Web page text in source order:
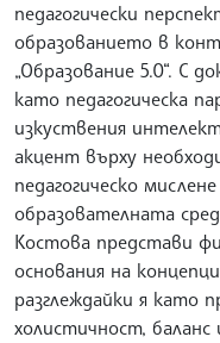
педагогически
образованието в
„Образование 5.0“. С
като педагогическа
изкуствения
акцент върху
педагогическо
образователната
Костова представи
основания на
разглеждайки я като
холистичност, баланс